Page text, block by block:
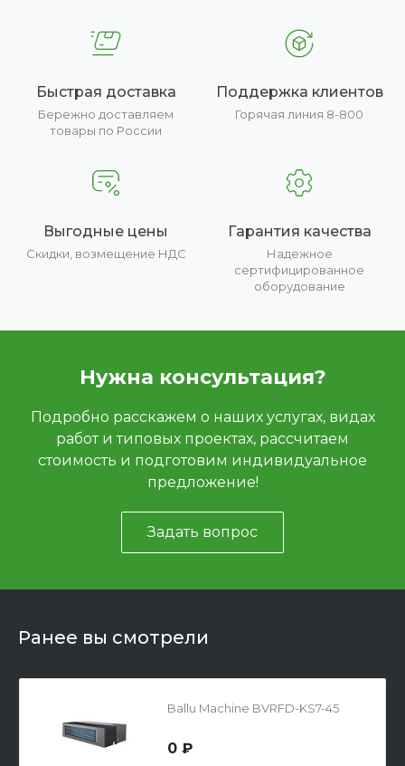
Быстрая доставка
Бережно доставляем
товары по России
Поддержка клиентов
Горячая линия 8-800
Выгодные цены
Скидки, возмещение НДС
Гарантия качества
Надежное
сертифицированное
оборудование
Нужна консультация?
Подробно расскажем о наших услугах, видах
работ и типовых проектах, рассчитаем
стоимость и подготовим индивидуальное
предложение!
Задать вопрос
Ранее вы смотрели
Ballu Machine BVRFD-KS7-45
0 ₽